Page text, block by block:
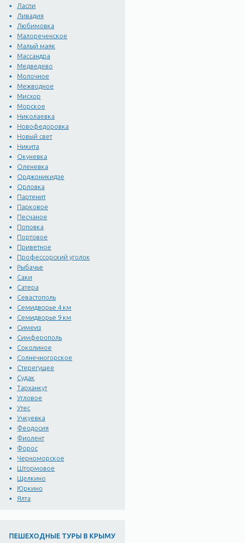
Ласпи
Ливадия
Любимовка
Малореченское
Малый маяк
Массандра
Медведево
Молочное
Межводное
Мисхор
Морское
Николаевка
Новофедоровка
Новый свет
Никита
Окуневка
Оленевка
Орджоникидзе
Орловка
Партенит
Парковое
Песчаное
Поповка
Портовое
Приветное
Профессорский уголок
Рыбачье
Саки
Сатера
Севастополь
Семидворье 4 км
Семидворье 9 км
Симеиз
Симферополь
Соколиное
Солнечногорское
Стерегущее
Судак
Тарханкут
Угловое
Утес
Учкуевка
Феодосия
Фиолент
Форос
Черноморское
Штормовое
Щелкино
Юркино
Ялта
ПЕШЕХОДНЫЕ ТУРЫ В КРЫМУ